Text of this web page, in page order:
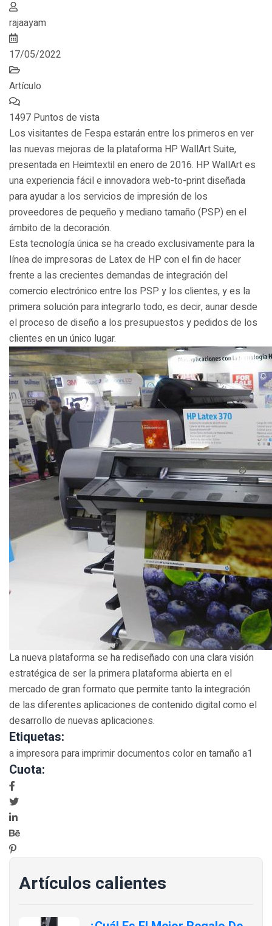
Artículos calientes
rajaayam
17/05/2022
Artículo
1497 Puntos de vista
Los visitantes de Fespa estarán entre los primeros en ver
las nuevas mejoras de la plataforma HP WallArt Suite,
presentada en Heimtextil en enero de 2016. HP WallArt es
una experiencia fácil e innovadora web-to-print diseñada
para ayudar a los servicios de impresión de los
proveedores de pequeño y mediano tamaño (PSP) en el
ámbito de la decoración.
Esta tecnología única se ha creado exclusivamente para la
línea de impresoras de Latex de HP con el fin de hacer
frente a las crecientes demandas de integración del
comercio electrónico entre los PSP y los clientes, y es la
primera solución para integrarlo todo, es decir, aunar desde
el proceso de diseño a los presupuestos y pedidos de los
clientes en un único lugar.
La nueva plataforma se ha rediseñado con una clara visión
estratégica de ser la primera plataforma abierta en el
mercado de gran formato que permite tanto la integración
de las diferentes aplicaciones de contenido digital como el
desarrollo de nuevas aplicaciones.
Etiquetas:
a impresora para imprimir documentos color en tamaño a1
Cuota: